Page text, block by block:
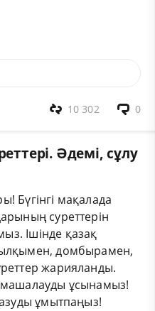
0
10 302
Әдемі, сұлу
Бүгінгі мақалада
суреттерін
Ішінде қазақ
домбырамен,
жарияланды.
ұсынамыз!
ұмытпаңыз!